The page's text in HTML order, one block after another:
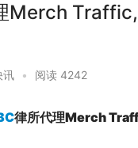
Merch
讯 • 阅读 4242
律所代理Merch